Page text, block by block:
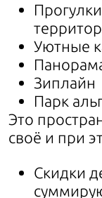
Уютные
Зиплайн
Парк
Это
своё и при
Скидки